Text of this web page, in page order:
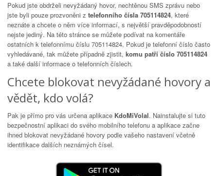
Pokud jste obdrželi nevyžádaný hovor, nechtěnou SMS zprávu nebo
jste byli pouze prozvoněni z telefonního čísla 705114824, které
neznáte a chcete o něm více informací, s největší pravděpodobností
nejste jediný. Na této stránce se můžete podívat na komentáře
ostatních k telefonnímu číslu 705114824. Pokud je telefonní číslo často
vyhledávané, tak můžete případně zjistit, komu patří číslo 705114824
a také další informace o telefonních číslech.
Chcete blokovat nevyžádané hovory a
vědět, kdo volá?
Pak je přímo pro vás určena aplikace KdoMiVolal. Nainstalujte si tuto
bezpečnostní aplikaci do svého mobilního telefonu a aplikace začne
ihned blokovat nevyžádané hovory podle vašeho nastavení včetně
identifikace dalších neznámých čísel.